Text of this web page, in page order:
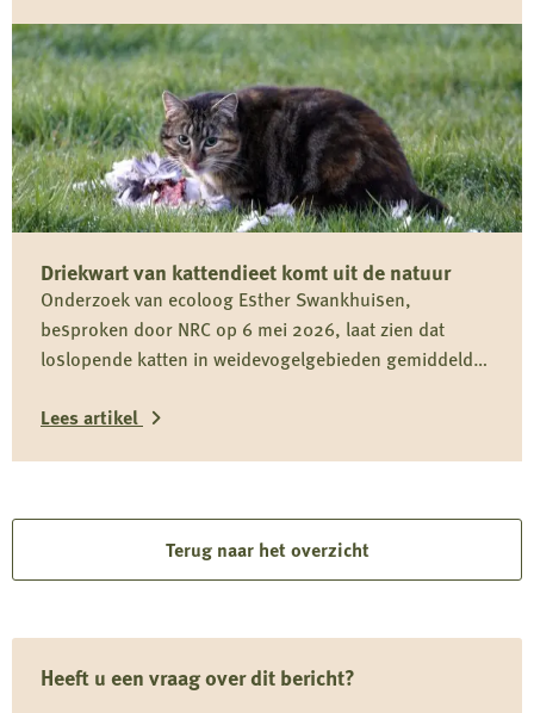
Heeft u een vraag over dit bericht?
Lees
meer
over
Reactie
Koninklijke
Nederlandse
Jagersvereniging
rapport
over
vermeende
wolvenstroperij
Driekwart van kattendieet komt uit de natuur
Onderzoek van ecoloog Esther Swankhuisen,
besproken door NRC op 6 mei 2026, laat zien dat
loslopende katten in weidevogelgebieden gemiddeld
onderdeel zijn van het predatiedebat. Voor kwetsbare
Lees artikel
Driekwart
kattendieet
komt
Terug naar het overzicht